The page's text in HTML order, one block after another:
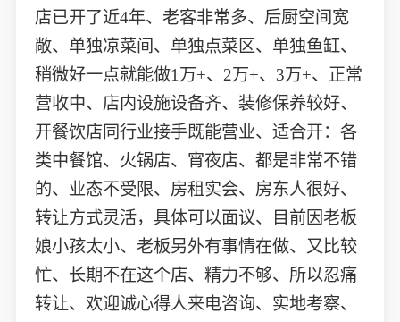
店已开了近4年、老客非常多、后厨空间宽
敞、单独凉菜间、单独点菜区、单独鱼缸、
稍微好一点就能做1万+、2万+、3万+、正常
营收中、店内设施设备齐、装修保养较好、
开餐饮店同行业接手既能营业、适合开：各
类中餐馆、火锅店、宵夜店、都是非常不错
的、业态不受限、房租实会、房东人很好、
转让方式灵活，具体可以面议、目前因老板
娘小孩太小、老板另外有事情在做、又比较
忙、长期不在这个店、精力不够、所以忍痛
转让、欢迎诚心得人来电咨询、实地考察、